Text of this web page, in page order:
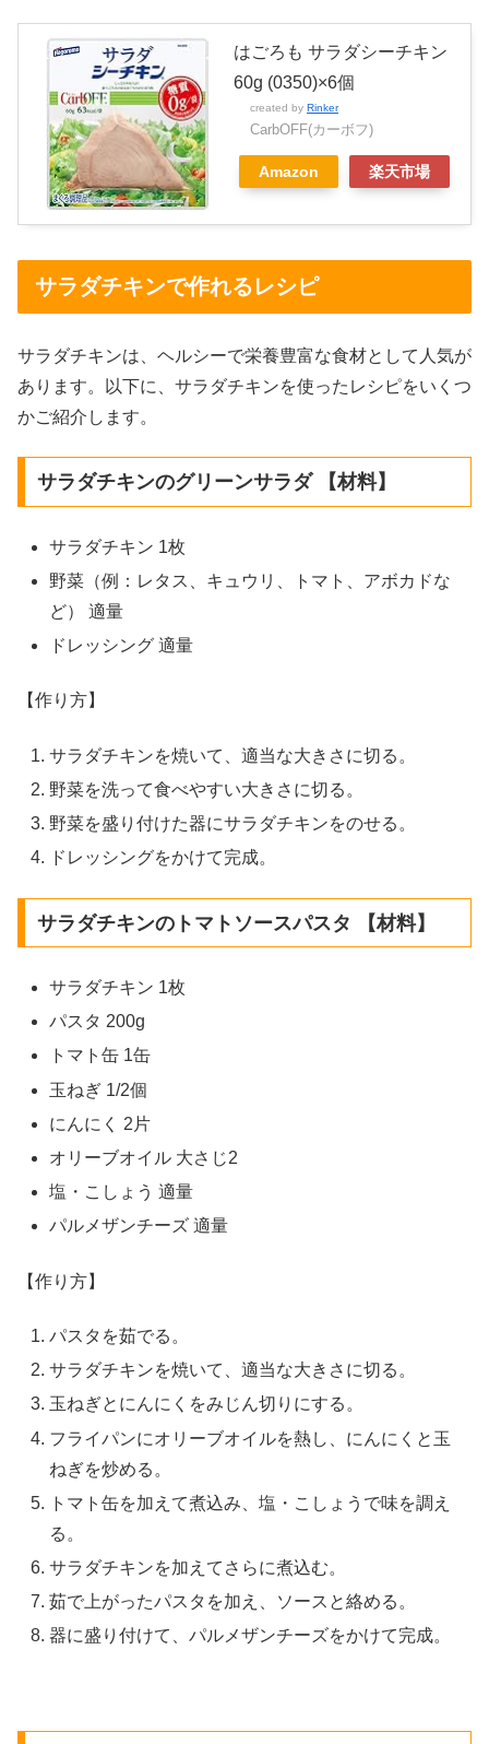
はごろも サラダシーチキン
60g (0350)×6個
created by Rinker
CarbOFF(カーボフ)
Amazon 楽天市場
サラダチキンで作れるレシピ
サラダチキンは、ヘルシーで栄養豊富な食材として人気が
あります。以下に、サラダチキンを使ったレシピをいくつ
かご紹介します。
サラダチキンのグリーンサラダ 【材料】
サラダチキン 1枚
野菜（例：レタス、キュウリ、トマト、アボカドな
ど） 適量
ドレッシング 適量
【作り方】
サラダチキンを焼いて、適当な大きさに切る。
野菜を洗って食べやすい大きさに切る。
野菜を盛り付けた器にサラダチキンをのせる。
ドレッシングをかけて完成。
サラダチキンのトマトソースパスタ 【材料】
サラダチキン 1枚
パスタ 200g
トマト缶 1缶
玉ねぎ 1/2個
にんにく 2片
オリーブオイル 大さじ2
塩・こしょう 適量
パルメザンチーズ 適量
【作り方】
パスタを茹でる。
サラダチキンを焼いて、適当な大きさに切る。
玉ねぎとにんにくをみじん切りにする。
フライパンにオリーブオイルを熱し、にんにくと玉
ねぎを炒める。
トマト缶を加えて煮込み、塩・こしょうで味を調え
る。
サラダチキンを加えてさらに煮込む。
茹で上がったパスタを加え、ソースと絡める。
器に盛り付けて、パルメザンチーズをかけて完成。